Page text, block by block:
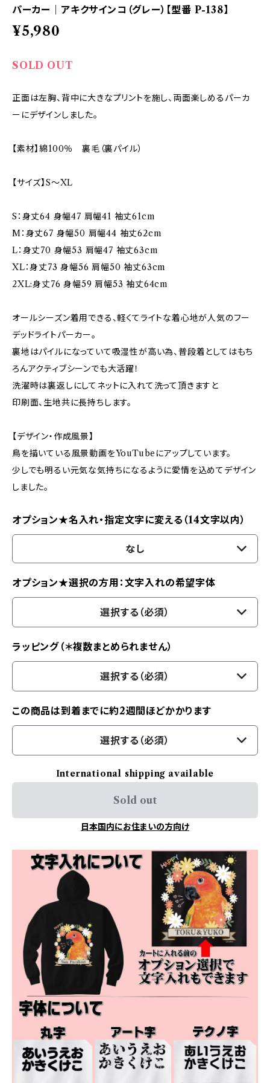
パーカー｜アキクサインコ（グレー）【型番 P-138】
¥5,980
SOLD OUT
正面は左胸、背中に大きなプリントを施し、両面楽しめるパーカ
ーにデザインしました。
【素材】綿100％ 裏毛（裏パイル）
【サイズ】S～XL
S：身丈64 身幅47 肩幅41 袖丈61cm
M：身丈67 身幅50 肩幅44 袖丈62cm
L：身丈70 身幅53 肩幅47 袖丈63cm
XL：身丈73 身幅56 肩幅50 袖丈63cm
2XL:身丈76 身幅59 肩幅53 袖丈64cm
オールシーズン着用できる、軽くてライトな着心地が人気のフー
デッドライトパーカー。
裏地はパイルになっていて吸湿性が高い為、普段着としてはもち
ろんアクティブシーンでも大活躍！
洗濯時は裏返しにしてネットに入れて洗って頂きますと
印刷面、生地共に長持ちします。
【デザイン・作成風景】
鳥を描いている風景動画をYouTubeにアップしています。
少しでも明るい元気な気持ちになるように愛情を込めてデザイン
しました。
オプション★名入れ・指定文字に変える（14文字以内）
なし
オプション★選択の方用：文字入れの希望字体
選択する（必須）
ラッピング（＊複数まとめられません）
選択する（必須）
この商品は到着までに約2週間ほどかかります
選択する（必須）
International shipping available
Sold out
日本国内にお住まいの方向け